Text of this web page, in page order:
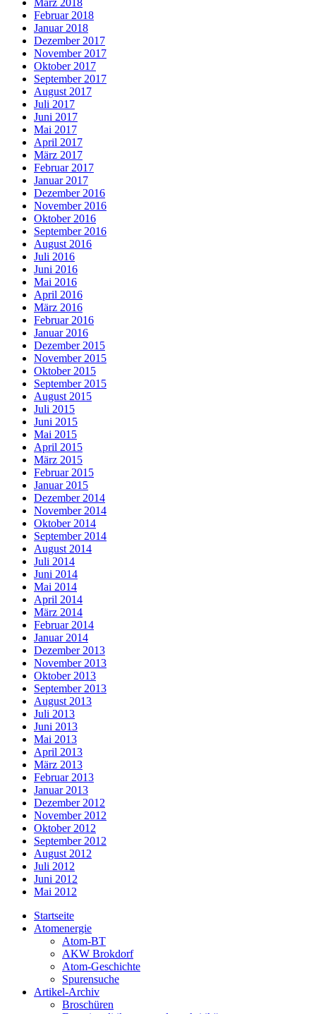
März 2018
Februar 2018
Januar 2018
Dezember 2017
November 2017
Oktober 2017
September 2017
August 2017
Juli 2017
Juni 2017
Mai 2017
April 2017
März 2017
Februar 2017
Januar 2017
Dezember 2016
November 2016
Oktober 2016
September 2016
August 2016
Juli 2016
Juni 2016
Mai 2016
April 2016
März 2016
Februar 2016
Januar 2016
Dezember 2015
November 2015
Oktober 2015
September 2015
August 2015
Juli 2015
Juni 2015
Mai 2015
April 2015
März 2015
Februar 2015
Januar 2015
Dezember 2014
November 2014
Oktober 2014
September 2014
August 2014
Juli 2014
Juni 2014
Mai 2014
April 2014
März 2014
Februar 2014
Januar 2014
Dezember 2013
November 2013
Oktober 2013
September 2013
August 2013
Juli 2013
Juni 2013
Mai 2013
April 2013
März 2013
Februar 2013
Januar 2013
Dezember 2012
November 2012
Oktober 2012
September 2012
August 2012
Juli 2012
Juni 2012
Mai 2012
Startseite
Atomenergie
Atom-BT
AKW Brokdorf
Atom-Geschichte
Spurensuche
Artikel-Archiv
Broschüren